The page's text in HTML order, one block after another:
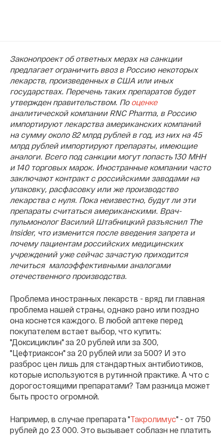
Законопроект об ответных мерах на санкции
предлагает ограничить ввоз в Россию некоторых
лекарств, произведенных в США или иных
государствах. Перечень таких препаратов будет
утвержден правительством. По оценке
аналитической компании RNC Pharma, в Россию
импортируют лекарства американских компаний
на сумму около 82 млрд рублей в год, из них на 45
млрд рублей импортируют препараты, имеющие
аналоги. Всего под санкции могут попасть 130 МНН
и 140 торговых марок. Иностранные компании часто
заключают контракт с российскими заводами на
упаковку, расфасовку или же производство
лекарства с нуля. Пока неизвестно, будут ли эти
препараты считаться американскими. Врач-
пульмонолог Василий Штабницкий разъяснил The
Insider, что изменится после введения запрета и
почему пациентам российских медицинских
учреждений уже сейчас зачастую приходится
лечиться малоэффективными аналогами
отечественного производства.
Проблема иностранных лекарств - вряд ли главная
проблема нашей страны, однако рано или поздно
она коснется каждого. В любой аптеке перед
покупателем встает выбор, что купить:
"Доксициклин" за 20 рублей или за 300,
"Цефтриаксон" за 20 рублей или за 500? И это
разброс цен лишь для стандартных антибиотиков,
которые используются в рутинной практике. А что с
дорогостоящими препаратами? Там разница может
быть просто огромной.
Например, в случае препарата "Такролимус" - от 750
рублей до 23 000. Это вызывает соблазн не платить